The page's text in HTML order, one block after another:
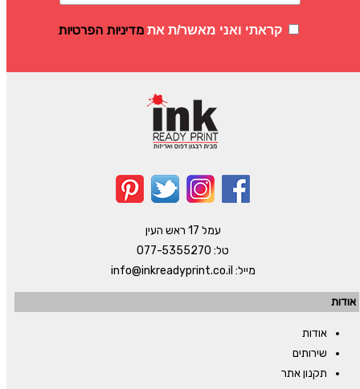
קראתי ואני מאשר/ת את מדיניות הפרטיות
עמל 17 ראש העין
טל: 077-5355270
מייל: info@inkreadyprint.co.il
אודות
אודות
שירותים
תקנון אתר